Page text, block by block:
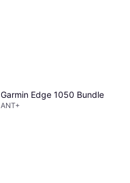
Garmin Edge 1050 Bundle
ANT+